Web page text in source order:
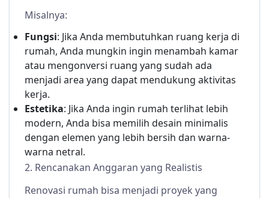
Misalnya:
Fungsi: Jika Anda membutuhkan ruang kerja di
rumah, Anda mungkin ingin menambah kamar
atau mengonversi ruang yang sudah ada
menjadi area yang dapat mendukung aktivitas
kerja.
Estetika: Jika Anda ingin rumah terlihat lebih
modern, Anda bisa memilih desain minimalis
dengan elemen yang lebih bersih dan warna-
warna netral.
2. Rencanakan Anggaran yang Realistis
Renovasi rumah bisa menjadi proyek yang